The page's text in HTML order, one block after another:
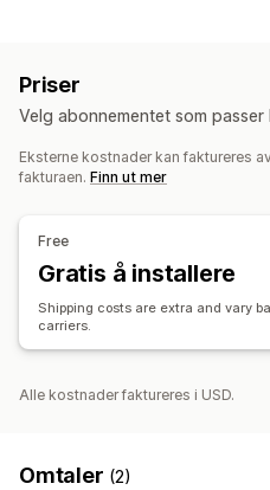
Returetiketter
Bestillingssynkronisering
Administre frakt
Priser
Velg abonnementet som
Eksterne kostnader kan faktureres
fakturaen. Finn ut mer
Free
Gratis å installere
Shipping costs are extra and vary
carriers.
Alle kostnader faktureres i USD.
Omtaler (2)